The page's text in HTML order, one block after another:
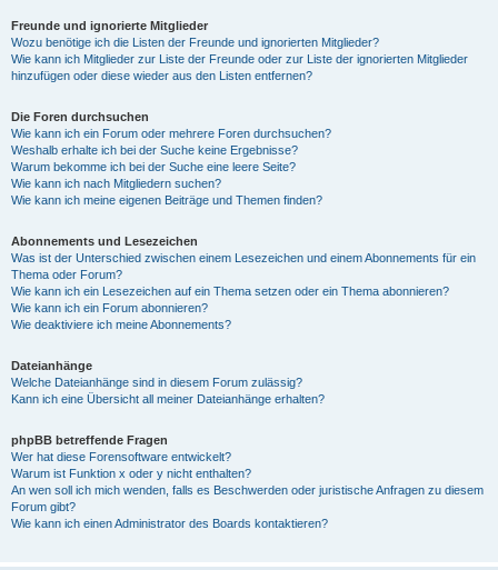
Freunde und ignorierte Mitglieder
Wozu benötige ich die Listen der Freunde und ignorierten Mitglieder?
Wie kann ich Mitglieder zur Liste der Freunde oder zur Liste der ignorierten Mitglieder
hinzufügen oder diese wieder aus den Listen entfernen?
Die Foren durchsuchen
Wie kann ich ein Forum oder mehrere Foren durchsuchen?
Weshalb erhalte ich bei der Suche keine Ergebnisse?
Warum bekomme ich bei der Suche eine leere Seite?
Wie kann ich nach Mitgliedern suchen?
Wie kann ich meine eigenen Beiträge und Themen finden?
Abonnements und Lesezeichen
Was ist der Unterschied zwischen einem Lesezeichen und einem Abonnements für ein
Thema oder Forum?
Wie kann ich ein Lesezeichen auf ein Thema setzen oder ein Thema abonnieren?
Wie kann ich ein Forum abonnieren?
Wie deaktiviere ich meine Abonnements?
Dateianhänge
Welche Dateianhänge sind in diesem Forum zulässig?
Kann ich eine Übersicht all meiner Dateianhänge erhalten?
phpBB betreffende Fragen
Wer hat diese Forensoftware entwickelt?
Warum ist Funktion x oder y nicht enthalten?
An wen soll ich mich wenden, falls es Beschwerden oder juristische Anfragen zu diesem
Forum gibt?
Wie kann ich einen Administrator des Boards kontaktieren?